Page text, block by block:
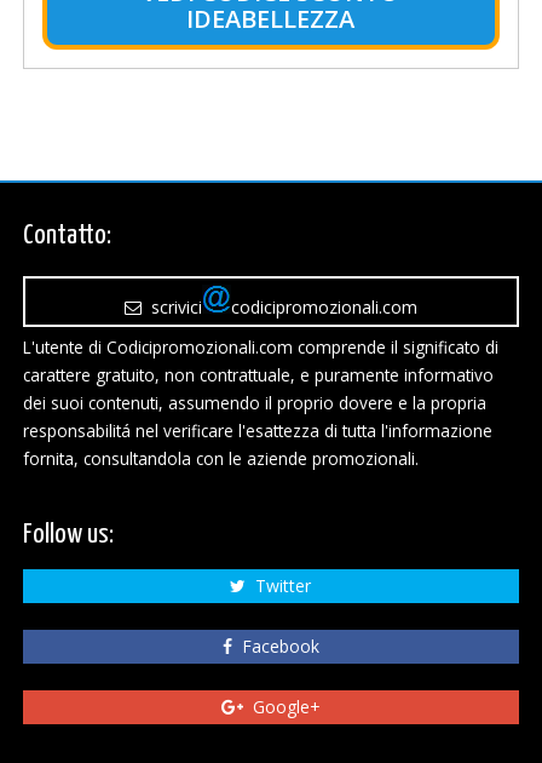
IDEABELLEZZA
Contatto:
scrivici
codicipromozionali.com
L'utente di Codicipromozionali.com comprende il significato di
carattere gratuito, non contrattuale, e puramente informativo
dei suoi contenuti, assumendo il proprio dovere e la propria
responsabilitá nel verificare l'esattezza di tutta l'informazione
fornita, consultandola con le aziende promozionali.
Follow us:
Twitter
Facebook
Google+